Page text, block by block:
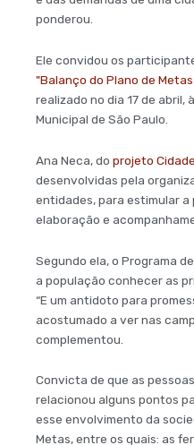
ponderou.
Ele convidou os
"Balanço do Plano de
realizado no dia 17 de abril,
Municipal de São Paulo.
Ana Neca, do projeto
desenvolvidas pela
entidades, para estimular
elaboração e
Segundo ela, o Programa
a população conhecer as
“E um antidoto para
acostumado a ver nas
complementou.
Convicta de que as
relacionou alguns pontos
esse envolvimento da
Metas, entre os quais: as